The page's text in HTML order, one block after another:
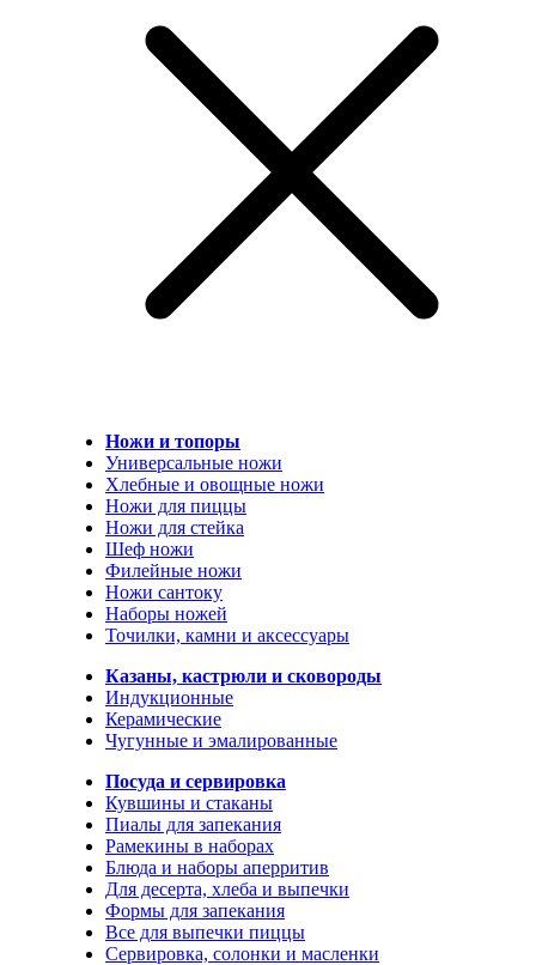
Ножи и топоры
Универсальные ножи
Хлебные и овощные ножи
Ножи для пиццы
Ножи для стейка
Шеф ножи
Филейные ножи
Ножи сантоку
Наборы ножей
Точилки, камни и аксессуары
Казаны, кастрюли и сковороды
Индукционные
Керамические
Чугунные и эмалированные
Посуда и сервировка
Кувшины и стаканы
Пиалы для запекания
Рамекины в наборах
Блюда и наборы аперритив
Для десерта, хлеба и выпечки
Формы для запекания
Все для выпечки пиццы
Сервировка, солонки и масленки